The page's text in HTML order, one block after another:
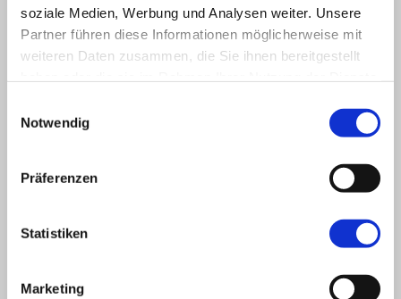
soziale Medien, Werbung und Analysen weiter. Unsere
Partner führen diese Informationen möglicherweise mit
weiteren Daten zusammen, die Sie ihnen bereitgestellt
Notwendig
Präferenzen
Statistiken
Marketing
entlasten können.
Wir haben eine Zulassung und einen Versorgungsvertrag mit allen
Nickerner Platz 2
Telefon: 0351/3230260